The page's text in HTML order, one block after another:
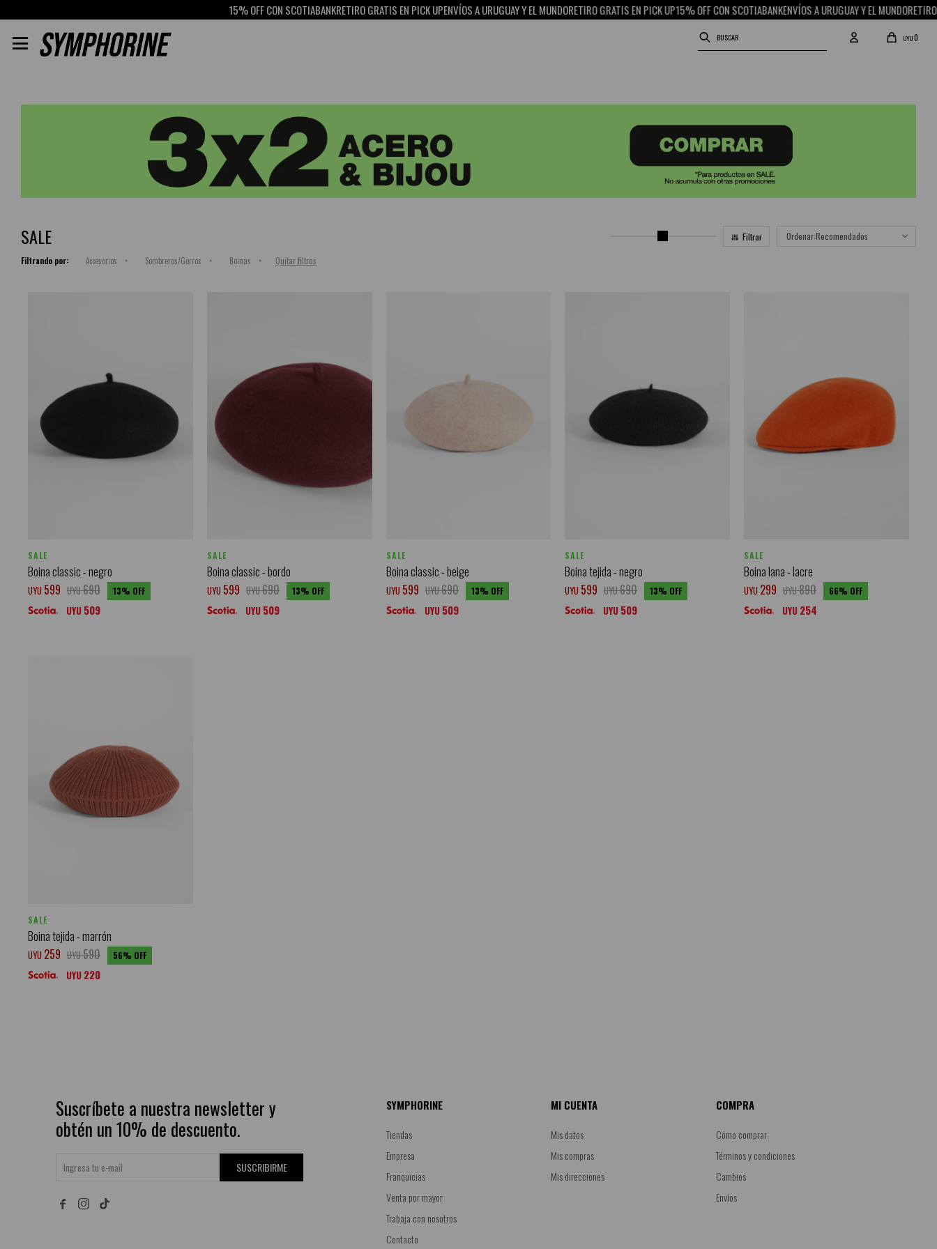
15% OFF CON SCOTIABANKRETIRO GRATIS EN PICK UPENVÍOS A URUGUAY Y EL MUNDORETIRO GRATIS EN PICK UP15% OFF CON SCOTIABANKENVÍOS A URUGUAY Y EL MUNDORETIRO
UYU0

SALE Recomendados
Filtrando por: Accesorios Sombreros/Gorros Boinas Quitar filtros
SALE
Boina classic - negro
UYU 599 UYU690 13
UYU 509
SALE
Boina classic - bordo
UYU 599 UYU690 13
UYU 509
SALE
Boina classic - beige
UYU 599 UYU690 13
UYU 509
SALE
Boina tejida - negro
UYU 599 UYU690 13
UYU 509
SALE
Boina lana - lacre
UYU 299 UYU890 66
UYU 254
SALE
Boina tejida - marrón
UYU 259 UYU590 56
UYU 220
Suscríbete a nuestra newsletter y
obtén un 10% de descuento.
SUSCRIBIRME
 
SYMPHORINE
Tiendas
Empresa
Franquicias
Venta por mayor
Trabaja con nosotros
Contacto
MI CUENTA
Mis datos
Mis compras
Mis direcciones
COMPRA
Cómo comprar
Términos y condiciones
Cambios
Envíos